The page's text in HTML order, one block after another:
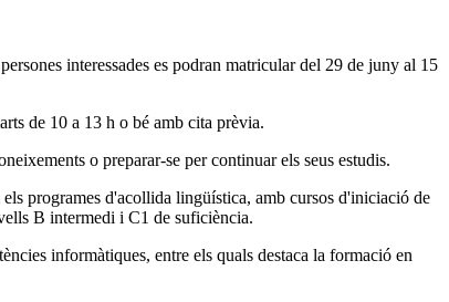
interessades es podran matricular del 29 de juny al 15
de 10 a 13 h o bé amb cita prèvia.
o preparar-se per continuar els seus estudis.
programes d'acollida lingüística, amb cursos d'iniciació de
B intermedi i C1 de suficiència.
informàtiques, entre els quals destaca la formació en